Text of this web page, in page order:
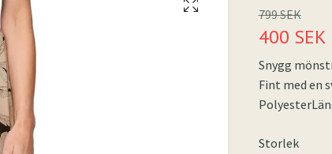
799 SEK
400 SEK
Snygg
Fint med en
Storlek